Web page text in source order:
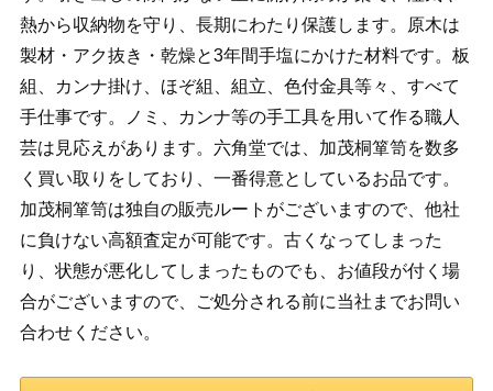
熱から収納物を守り、長期にわたり保護します。原木は
製材・アク抜き・乾燥と3年間手塩にかけた材料です。板
組、カンナ掛け、ほぞ組、組立、色付金具等々、すべて
手仕事です。ノミ、カンナ等の手工具を用いて作る職人
芸は見応えがあります。六角堂では、加茂桐箪笥を数多
く買い取りをしており、一番得意としているお品です。
加茂桐箪笥は独自の販売ルートがございますので、他社
に負けない高額査定が可能です。古くなってしまった
り、状態が悪化してしまったものでも、お値段が付く場
合がございますので、ご処分される前に当社までお問い
合わせください。